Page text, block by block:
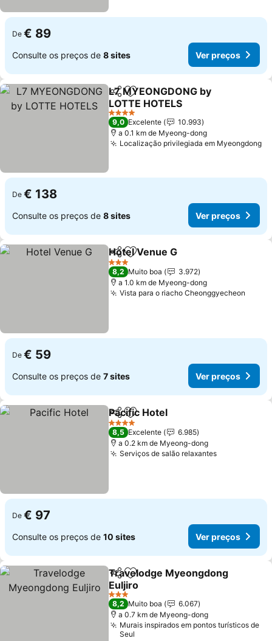
De € 89
Consulte os preços de 8 sites Ver preços
PartilharAdicionar aos favoritos
L7 MYEONGDONG by
LOTTE HOTELS
4 Estrelas
9,0 Excelente
10.993
a 0.1 km de Myeong-dong
Localização privilegiada em Myeongdong
De € 138
Consulte os preços de 8 sites Ver preços
PartilharAdicionar aos favoritos
Hotel Venue G
3 Estrelas
8,2 Muito boa
3.972
a 1.0 km de Myeong-dong
Vista para o riacho Cheonggyecheon
De € 59
Consulte os preços de 7 sites Ver preços
PartilharAdicionar aos favoritos
Pacific Hotel
4 Estrelas
8,5 Excelente
6.985
a 0.2 km de Myeong-dong
Serviços de salão relaxantes
De € 97
Consulte os preços de 10 sites Ver preços
PartilharAdicionar aos favoritos
Travelodge Myeongdong
Euljiro
3 Estrelas
8,2 Muito boa
6.067
a 0.7 km de Myeong-dong
Murais inspirados em pontos turísticos de
Seul